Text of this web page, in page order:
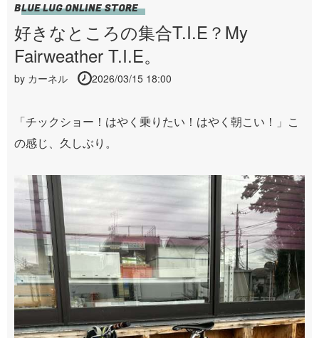
BLUE LUG ONLINE STORE
好きなところの集合T.I.E？My
Fairweather T.I.E。
by カーネル 2026/03/15 18:00
「チックショー！はやく乗りたい！はやく朝こい！」こ
の感じ、久しぶり。